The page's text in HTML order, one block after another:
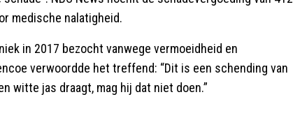
medische nalatigheid.
in 2017 bezocht vanwege vermoeidheid en
verwoordde het treffend: “Dit is een schending van
witte jas draagt, mag hij dat niet doen.”